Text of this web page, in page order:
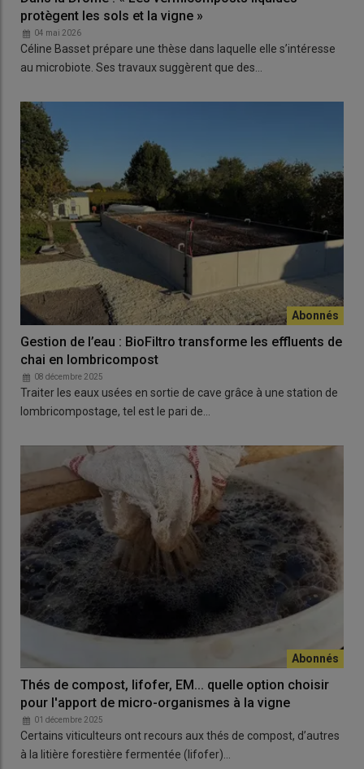
protègent les sols et la vigne »
04 mai 2026
Céline Basset prépare une thèse dans laquelle elle s’intéresse
au microbiote. Ses travaux suggèrent que des…
Gestion de l’eau : BioFiltro transforme les effluents de
chai en lombricompost
08 décembre 2025
Traiter les eaux usées en sortie de cave grâce à une station de
lombricompostage, tel est le pari de…
Thés de compost, lifofer, EM... quelle option choisir
pour l'apport de micro-organismes à la vigne
01 décembre 2025
Certains viticulteurs ont recours aux thés de compost, d’autres
à la litière forestière fermentée (lifofer)…